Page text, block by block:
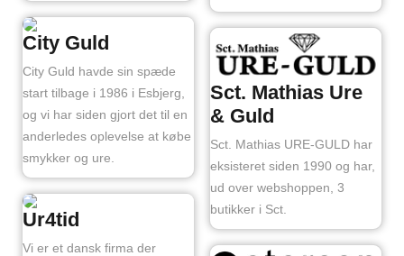
City Guld
City Guld havde sin spæde
start tilbage i 1986 i Esbjerg,
og vi har siden gjort det til en
anderledes oplevelse at købe
smykker og ure.
Ur4tid
Vi er et dansk firma der
Sct. Mathias Ure
& Guld
Sct. Mathias URE-GULD har
eksisteret siden 1990 og har,
ud over webshoppen, 3
butikker i Sct.